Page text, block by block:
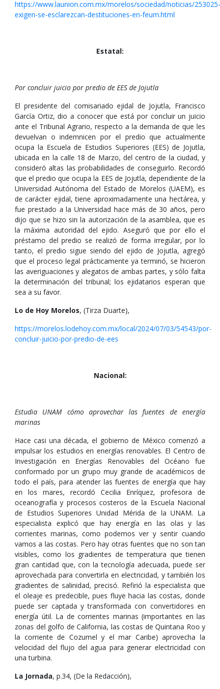
https://www.launion.com.mx/morelos/sociedad/noticias/253025-
exigen-se-esclarezcan-destituciones-en-feum.html
Estatal:
Por concluir juicio por predio de EES de Jojutla
El presidente del comisariado ejidal de Jojutla, Francisco
García Ortiz, dio a conocer que está por concluir un juicio
ante el Tribunal Agrario, respecto a la demanda de que les
devuelvan o indemnicen por el predio que actualmente
ocupa la Escuela de Estudios Superiores (EES) de Jojutla,
ubicada en la calle 18 de Marzo, del centro de la ciudad, y
consideró altas las probabilidades de conseguirlo. Recordó
que el predio que ocupa la EES de Jojutla, dependiente de la
Universidad Autónoma del Estado de Morelos (UAEM), es
de carácter ejidal, tiene aproximadamente una hectárea, y
fue prestado a la Universidad hace más de 30 años, pero
dijo que se hizo sin la autorización de la asamblea, que es
la máxima autoridad del ejido. Aseguró que por ello el
préstamo del predio se realizó de forma irregular, por lo
tanto, el predio sigue siendo del ejido de Jojutla, agregó
que el proceso legal prácticamente ya terminó, se hicieron
las averiguaciones y alegatos de ambas partes, y sólo falta
la determinación del tribunal; los ejidatarios esperan que
sea a su favor.
Lo de Hoy Morelos, (Tirza Duarte),
https://morelos.lodehoy.com.mx/local/2024/07/03/54543/por-
concluir-juicio-por-predio-de-ees
Nacional:
Estudia UNAM cómo aprovechar las fuentes de energía
marinas
Hace casi una década, el gobierno de México comenzó a
impulsar los estudios en energías renovables. El Centro de
Investigación en Energías Renovables del Océano fue
conformado por un grupo muy grande de académicos de
todo el país, para atender las fuentes de energía que hay
en los mares, recordó Cecilia Enríquez, profesora de
oceanografía y procesos costeros de la Escuela Nacional
de Estudios Superiores Unidad Mérida de la UNAM. La
especialista explicó que hay energía en las olas y las
corrientes marinas, como podemos ver y sentir cuando
vamos a las costas. Pero hay otras fuentes que no son tan
visibles, como los gradientes de temperatura que tienen
gran cantidad que, con la tecnología adecuada, puede ser
aprovechada para convertirla en electricidad, y también los
gradientes de salinidad, precisó. Refirió la especialista que
el oleaje es predecible, pues fluye hacia las costas, donde
puede ser captada y transformada con convertidores en
energía útil. La de corrientes marinas (importantes en las
zonas del golfo de California, las costas de Quintana Roo y
la corriente de Cozumel y el mar Caribe) aprovecha la
velocidad del flujo del agua para generar electricidad con
una turbina.
La Jornada, p.34, (De la Redacción),